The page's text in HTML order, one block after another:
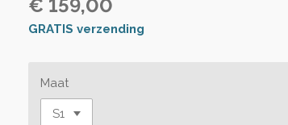
€ 159,00
GRATIS verzending
Maat